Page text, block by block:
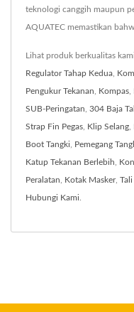
teknologi canggih maupun
AQUATEC memastikan
Lihat produk berkualitas kami
Regulator Tahap Kedua
Pengukur Tekanan Kompas
SUB-Peringatan 304 Baja
Strap Fin Pegas Klip Selang
Boot Tangki Pemegang
Katup Tekanan Berlebih
Peralatan Kotak Masker,
Hubungi Kami